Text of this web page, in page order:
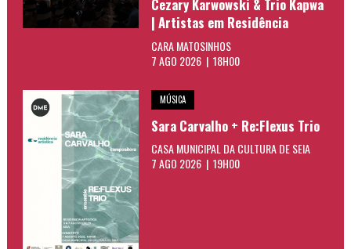
Cezary Karwowski & Trio Kapwa
| Artistas em Residência
CARA MATOSINHOS
7 AGO 2026 | 18H00
MÚSICA
Sara Carvalho + Re:Flexus Trio
CASA MUNICIPAL DA CULTURA DE SEIA
7 AGO 2026 | 19H00